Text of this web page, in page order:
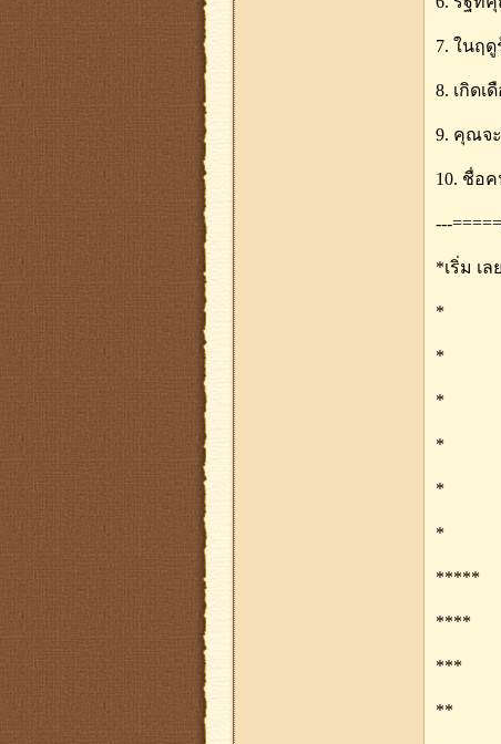
7. ในฤ
8. เกิดเ
9. คุณจ
10. ชื่อ
---
*เริ่ม เล
*
*
*
*
*
*
*****
****
***
**